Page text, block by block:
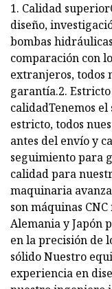
1. Calidad
diseño,
bombas
comparación con
extranjeros, todos
garantía.2.
calidadTenemos
estricto, todos
antes del envío y
seguimiento para
calidad para
maquinaria
son máquinas
Alemania y Japón
en la precisión de
sólido Nuestro
experiencia en